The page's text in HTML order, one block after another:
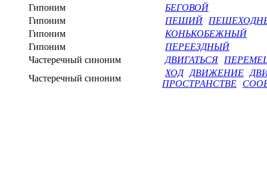
Гипоним
БЕГОВОЙ
Гипоним
ПЕШИЙ
Гипоним
КОНЬКОБЕЖНЫЙ
Гипоним
ПЕРЕЕЗДНЫЙ
Частеречный синоним
ДВИГАТЬСЯ
Частеречный синоним
ХОД ДВИЖЕНИЕ
ПРОСТРАНСТВЕ